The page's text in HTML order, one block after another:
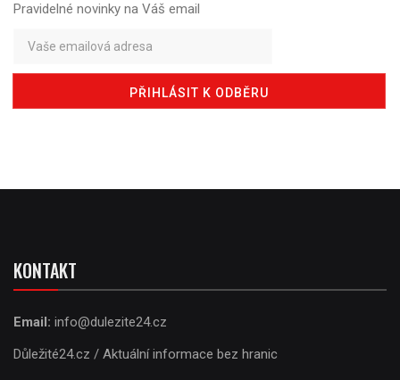
Pravidelné novinky na Váš email
KONTAKT
Email: info@dulezite24.cz
Důležité24.cz / Aktuální informace bez hranic